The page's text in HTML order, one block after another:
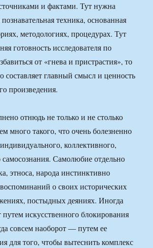
и фактами. Тут нужна
техника, основанная
методологиях, процедурах. Тут
готовность исследователя по
от «гнева и пристрастия», то
составляет главный смысл и ценность
произведения.
отнюдь не только и не столько
много такого, что очень болезненно
коллективного,
Самолюбие отдельно
этноса, народа инстинктивно
о своих исторических
постыдных деяниях. Иногда
путем искусственного блокирования
совсем наоборот — путем ее
для того, чтобы вытеснить комплекс